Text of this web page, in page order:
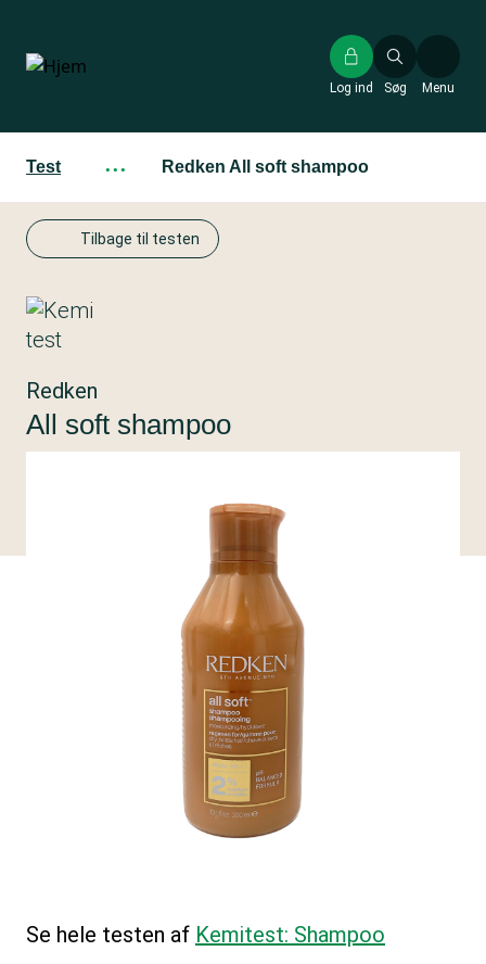
hovedindhold
Søg
Log ind Menu
Test ··· Redken All soft shampoo
Tilbage til testen
Redken
All soft shampoo
Se hele testen af Kemitest: Shampoo